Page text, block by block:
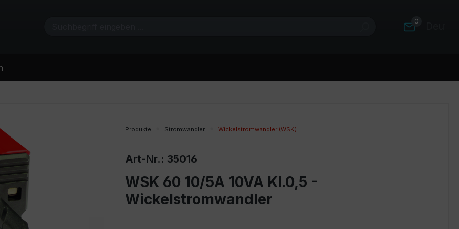
0
Produkte Stromwandler Wickelstromwandler (WSK)
Art-Nr.: 35016
WSK 60 10/5A 10VA Kl.0,5 -
Wickelstromwandler